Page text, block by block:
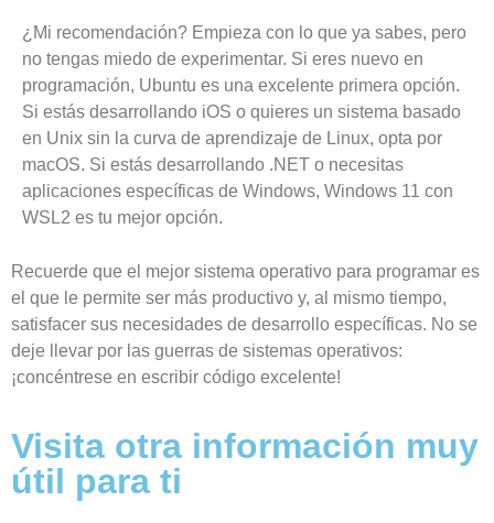
¿Mi recomendación? Empieza con lo que ya sabes, pero
no tengas miedo de experimentar. Si eres nuevo en
programación, Ubuntu es una excelente primera opción.
Si estás desarrollando iOS o quieres un sistema basado
en Unix sin la curva de aprendizaje de Linux, opta por
macOS. Si estás desarrollando .NET o necesitas
aplicaciones específicas de Windows, Windows 11 con
WSL2 es tu mejor opción.
Recuerde que el mejor sistema operativo para programar es
el que le permite ser más productivo y, al mismo tiempo,
satisfacer sus necesidades de desarrollo específicas. No se
deje llevar por las guerras de sistemas operativos:
¡concéntrese en escribir código excelente!
Visita otra información muy
útil para ti